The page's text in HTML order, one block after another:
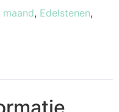
, Edelstenen,